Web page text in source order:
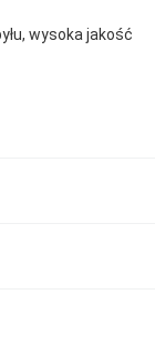
wysoka jakość